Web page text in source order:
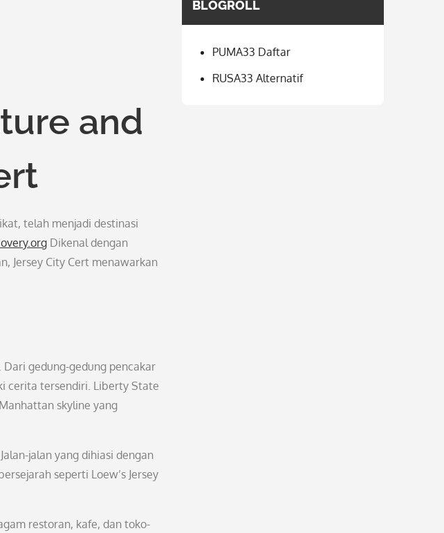
and
telah menjadi destinasi
Dikenal dengan
Jersey City Cert menawarkan
gedung-gedung pencakar
cerita tersendiri. Liberty State
skyline yang
jalan yang dihiasi dengan
seperti Loew’s Jersey
restoran, kafe, dan toko-
BLOGROLL
PUMA33 Daftar
RUSA33 Alternatif